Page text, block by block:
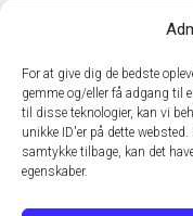
For at give dig de bedste
gemme og/eller få adgang til
til disse teknologier, kan vi
unikke ID'er på dette
samtykke tilbage, kan det
egenskaber.
E-